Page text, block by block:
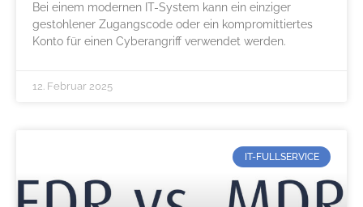
Bei einem modernen IT-System kann ein einziger
gestohlener Zugangscode oder ein kompromittiertes
Konto für einen Cyberangriff verwendet werden.
12. Februar 2025
IT-FULLSERVICE